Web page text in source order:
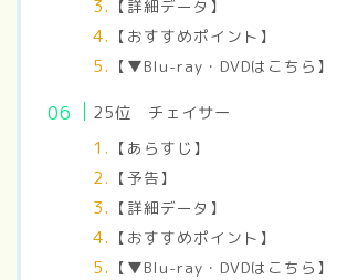
【詳細データ】
【おすすめポイント】
【▼Blu-ray・DVDはこちら】
25位 チェイサー
【あらすじ】
【予告】
【詳細データ】
【おすすめポイント】
【▼Blu-ray・DVDはこちら】